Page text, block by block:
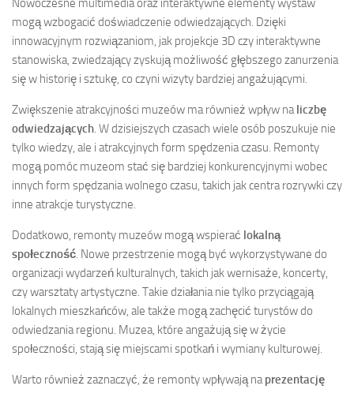
Nowoczesne multimedia oraz interaktywne elementy wystaw
mogą wzbogacić doświadczenie odwiedzających. Dzięki
innowacyjnym rozwiązaniom, jak projekcje 3D czy interaktywne
stanowiska, zwiedzający zyskują możliwość głębszego zanurzenia
się w historię i sztukę, co czyni wizyty bardziej angażującymi.
Zwiększenie atrakcyjności muzeów ma również wpływ naliczbę
odwiedzających. W dzisiejszych czasach wiele osób poszukuje nie
tylko wiedzy, ale i atrakcyjnych form spędzenia czasu. Remonty
mogą pomóc muzeom stać się bardziej konkurencyjnymi wobec
innych form spędzania wolnego czasu, takich jak centra rozrywki czy
inne atrakcje turystyczne.
Dodatkowo, remonty muzeów mogą wspierać lokalną
społeczność. Nowe przestrzenie mogą być wykorzystywane do
organizacji wydarzeń kulturalnych, takich jak wernisaże, koncerty,
czy warsztaty artystyczne. Takie działania nie tylko przyciągają
lokalnych mieszkańców, ale także mogą zachęcić turystów do
odwiedzania regionu. Muzea, które angażują się w życie
społeczności, stają się miejscami spotkań i wymiany kulturowej.
Warto również zaznaczyć, że remonty wpływają naprezentację